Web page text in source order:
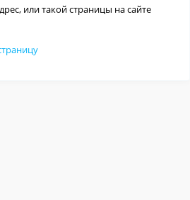
или такой страницы на сайте